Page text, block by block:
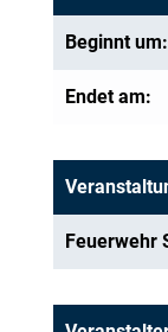
Beginnt um:
Endet am:
Feuerwehr